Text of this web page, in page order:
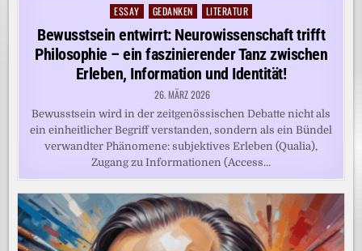
Posted
ESSAY GEDANKEN LITERATUR
Bewusstsein entwirrt: Neurowissenschaft trifft
Philosophie – ein faszinierender Tanz zwischen
Erleben, Information und Identität!
26. MÄRZ 2026
Bewusstsein wird in der zeitgenössischen Debatte nicht als
ein einheitlicher Begriff verstanden, sondern als ein Bündel
verwandter Phänomene: subjektives Erleben (Qualia),
Zugang zu Informationen (Access…